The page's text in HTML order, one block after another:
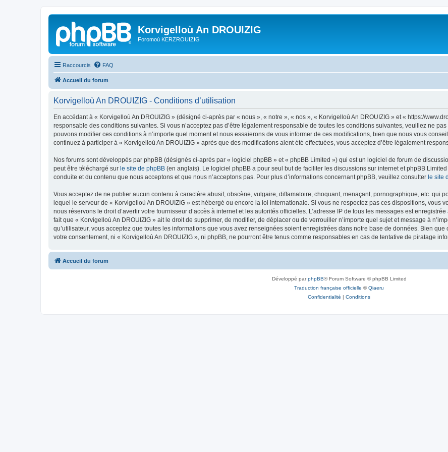
Korvigelloù An DROUIZIG
Foromoù KERZROUIZIG
Raccourcis FAQ
Accueil du forum
Korvigelloù An DROUIZIG - Conditions d’utilisation
En accédant à « Korvigelloù An DROUIZIG » (désigné ci-après par « nous », « notre », « nos », « Korvigelloù An DROUIZIG » et « https://
responsable des conditions suivantes. Si vous n’acceptez pas d’être légalement responsable de toutes les conditions suivantes, veuillez ne
pouvons modifier ces conditions à n’importe quel moment et nous essaierons de vous informer de ces modifications, bien que nous vous
continuez à participer à « Korvigelloù An DROUIZIG » après que des modifications aient été effectuées, vous acceptez d’être légalement
Nos forums sont développés par phpBB (désignés ci-après par « logiciel phpBB » et « phpBB Limited ») qui est un logiciel de forum de
peut être téléchargé sur le site de phpBB (en anglais). Le logiciel phpBB a pour seul but de faciliter les discussions sur internet et phpBB
conduite et du contenu que nous acceptons et que nous n’acceptons pas. Pour plus d’informations concernant phpBB, veuillez consulter le site
Vous acceptez de ne publier aucun contenu à caractère abusif, obscène, vulgaire, diffamatoire, choquant, menaçant, pornographique, etc. qui
lequel le serveur de « Korvigelloù An DROUIZIG » est hébergé ou encore la loi internationale. Si vous ne respectez pas ces dispositions, vous
nous réservons le droit d’avertir votre fournisseur d’accès à internet et les autorités officielles. L’adresse IP de tous les messages est
fait que « Korvigelloù An DROUIZIG » ait le droit de supprimer, de modifier, de déplacer ou de verrouiller n’importe quel sujet et message à
qu’utilisateur, vous acceptez que toutes les informations que vous avez renseignées soient enregistrées dans notre base de données. Bien
votre consentement, ni « Korvigelloù An DROUIZIG », ni phpBB, ne pourront être tenus comme responsables en cas de tentative de piratage
Accueil du forum
Développé parphpBB® Forum Software © phpBB Limited
Traduction française officielle ©Qiaeru
Confidentialité | Conditions